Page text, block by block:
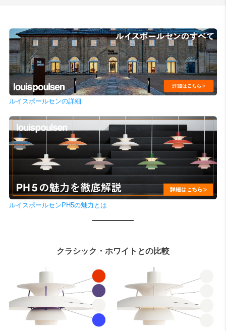
ルイスポールセンの詳細
ルイスポールセンPH5の魅力とは
クラシック・ホワイトとの比較